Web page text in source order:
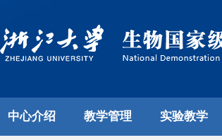
中心介绍 教学管理 实验教学